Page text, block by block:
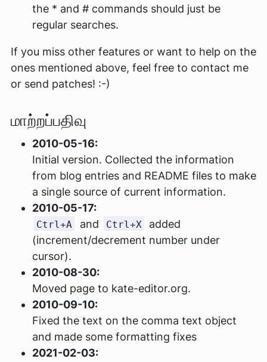
the * and # commands should just be
regular searches.
If you miss other features or want to help on the
ones mentioned above, feel free to contact me
or send patches! :-)
மாற்றப்பதிவு
2010-05-16:
Initial version. Collected the information
from blog entries and README files to make
a single source of current information.
2010-05-17:
Ctrl+A and Ctrl+X
added
(increment/decrement number under
cursor).
2010-08-30:
Moved page to kate-editor.org.
2010-09-10:
Fixed the text on the comma text object
and made some formatting fixes
2021-02-03: